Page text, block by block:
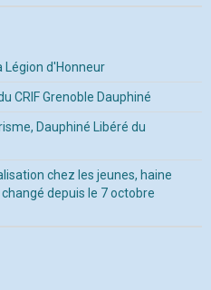
Légion d'Honneur
CRIF Grenoble Dauphiné
Dauphiné Libéré du
chez les jeunes, haine
depuis le 7 octobre